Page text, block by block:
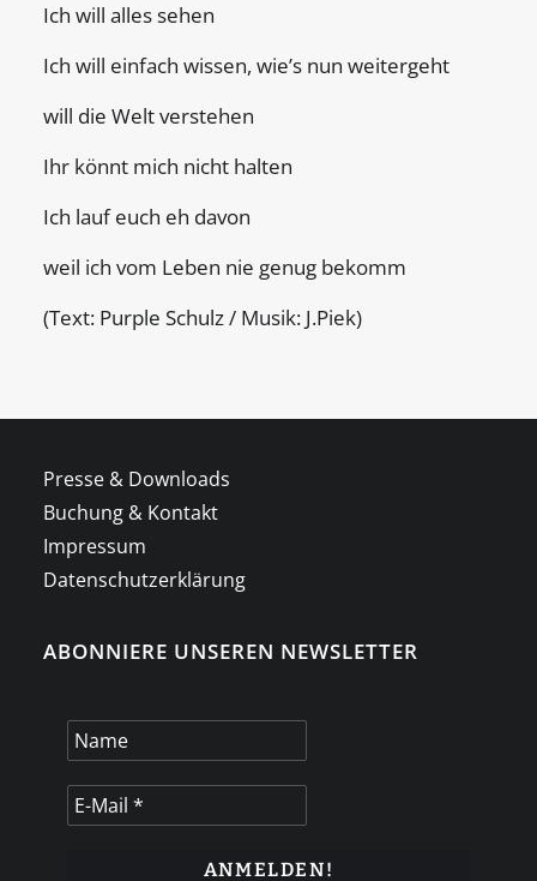
Ich will alles sehen
Ich will einfach wissen, wie’s nun weitergeht
will die Welt verstehen
Ihr könnt mich nicht halten
Ich lauf euch eh davon
weil ich vom Leben nie genug bekomm
(Text: Purple Schulz / Musik: J.Piek)
Presse & Downloads
Buchung & Kontakt
Impressum
Datenschutzerklärung
ABONNIERE UNSEREN NEWSLETTER